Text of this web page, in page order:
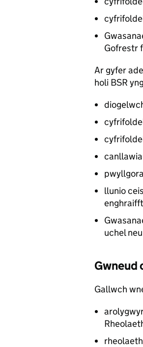
Gofrestr
Ar gyfer
holi BSR
llunio
uchel
Gwneud
Gallwch